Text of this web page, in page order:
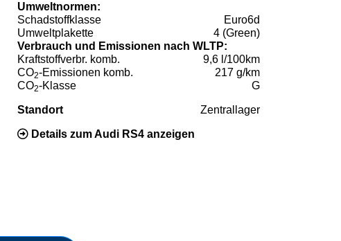
Umweltnormen:
Schadstoffklasse
Euro6d
Umweltplakette
4 (Green)
Verbrauch und Emissionen nach WLTP:
Kraftstoffverbr. komb.
9,6 l/100km
CO2-Emissionen komb.
217 g/km
CO2-Klasse G
Standort Zentrallager
Details zum Audi RS4 anzeigen